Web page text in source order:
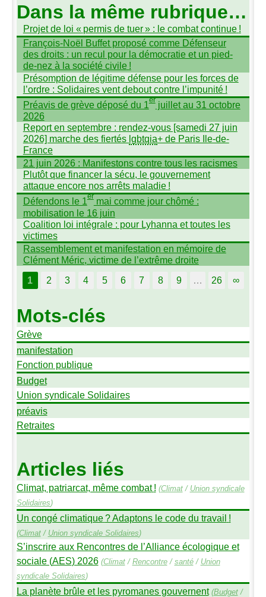
Dans la même rubrique…
Projet de loi « permis de tuer» : le combat continue !
François-Noël Buffet proposé comme Défenseur
des droits : un recul pour la démocratie et un pied-
de-nez à la société civile !
Présomption de légitime défense pour les forces de
l’ordre : Solidaires vent debout contre l’impunité !
Préavis de grève déposé du 1erjuillet au 31 octobre
2026
Report en septembre : rendez-vous [samedi 27 juin
2026] marche des fiertés lgbtqia+ de Paris Ile-de-
France
21 juin 2026 : Manifestons contre tous les racismes
Plutôt que financer la sécu, le gouvernement
attaque encore nos arrêts maladie !
Défendons le 1ermai comme jour chômé :
mobilisation le 16 juin
Coalition loi intégrale : pour Lyhanna et toutes les
victimes
Rassemblement et manifestation en mémoire de
Clément Méric, victime de l’extrême droite
1
2 3 4 5 6 7 8 9 … 26 ∞
Mots-clés
Grève
manifestation
Fonction publique
Budget
Union syndicale Solidaires
préavis
Retraites
Articles liés
Climat, patriarcat, même combat ! (Climat/ Union syndicale
Solidaires)
Un congé climatique? Adaptons le code du travail !
(Climat/ Union syndicale Solidaires)
S’inscrire aux Rencontres de l’Alliance écologique et
sociale (AES) 2026 (Climat/ Rencontre/ santé/ Union
syndicale Solidaires)
La planète brûle et les pyromanes gouvernent (Budget/